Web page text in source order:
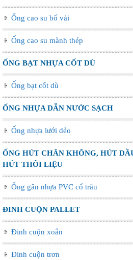
Ống cao su bố vải
Ống cao su mành thép
ỐNG BẠT NHỰA CỐT DÙ
Ống bạt cốt dù
ỐNG NHỰA DẪN NƯỚC SẠCH
Ống nhựa lưới dẻo
ỐNG HÚT CHÂN KHÔNG, HÚT
HÚT THÔI LIỆU
Ống gân nhựa PVC cổ trâu
ĐINH CUỘN PALLET
Đinh cuộn xoắn
Đinh cuộn trơn